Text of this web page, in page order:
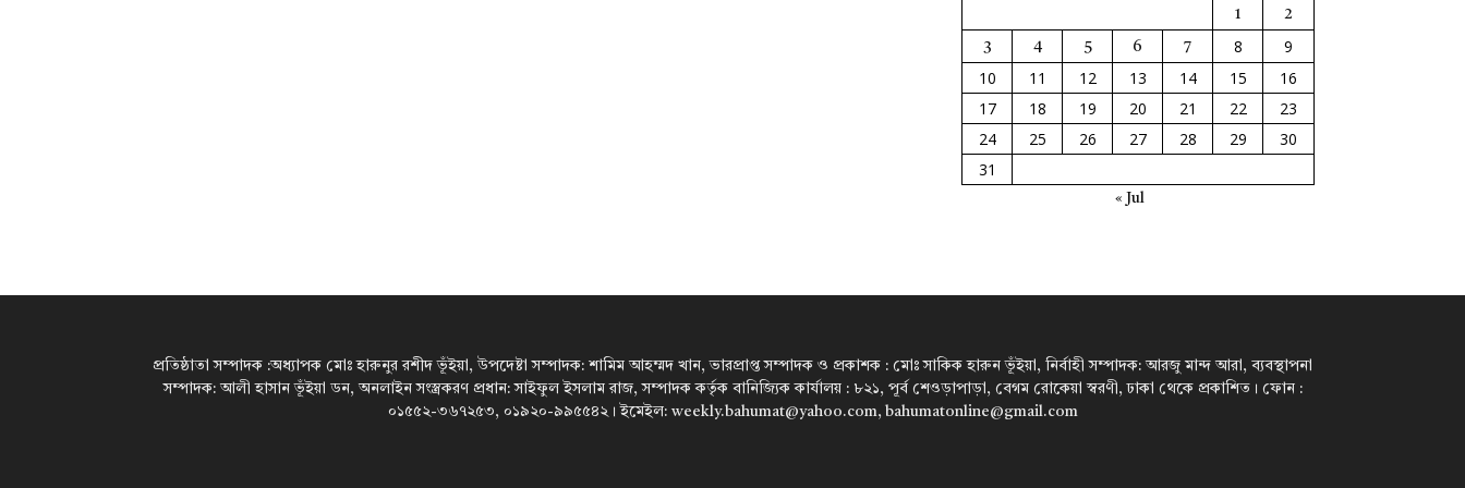
1 2
3 4 5 6 7 8
9
10
11 12 13 14 15
16
17
18 19 20 21 22
23
24
25 26 27 28 29
30
31
« Jul
প্রতিষ্ঠাতা সম্পাদক :অধ্যাপক মোঃ হারুনুর রশীদ ভূঁইয়া, উপদেষ্টা সম্পাদক: শামিম আহম্মদ খান, ভারপ্রাপ্ত সম্পাদক ও প্রকাশক : মোঃ সাকিক হারুন ভূঁইয়া, নির্বাহী সম্পাদক: আরজু মান্দ আরা, ব্যবস্থাপনা
সম্পাদক: আলী হাসান ভূঁইয়া ডন, অনলাইন সংস্ত্রকরণ প্রধান: সাইফুল ইসলাম রাজ, সম্পাদক কর্তৃক বানিজ্যিক কার্যালয় : ৮২১, পূর্ব শেওড়াপাড়া, বেগম রোকেয়া স্বরণী, ঢাকা থেকে প্রকাশিত। ফোন :
০১৫৫২-৩৬৭২৫৩, ০১৯২০-৯৯৫৫৪২। ইমেইল: weekly.bahumat@yahoo.com, bahumatonline@gmail.com